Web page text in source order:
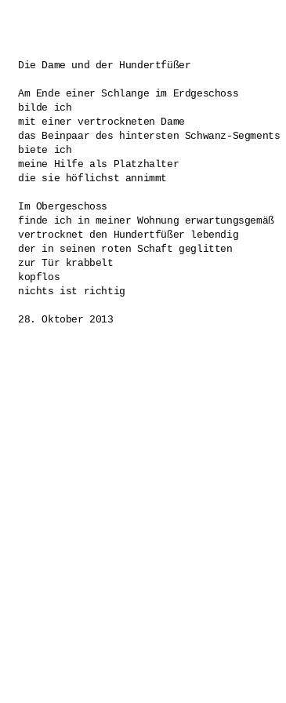
Die Dame und der Hundertfüßer
Am Ende einer Schlange im Erdgeschoss
bilde ich
mit einer vertrockneten Dame
das Beinpaar des hintersten Schwanz-Segments
biete ich
meine Hilfe als Platzhalter
die sie höflichst annimmt
Im Obergeschoss
finde ich in meiner Wohnung erwartungsgemäß
vertrocknet den Hundertfüßer lebendig
der in seinen roten Schaft geglitten
zur Tür krabbelt
kopflos
nichts ist richtig
28. Oktober 2013